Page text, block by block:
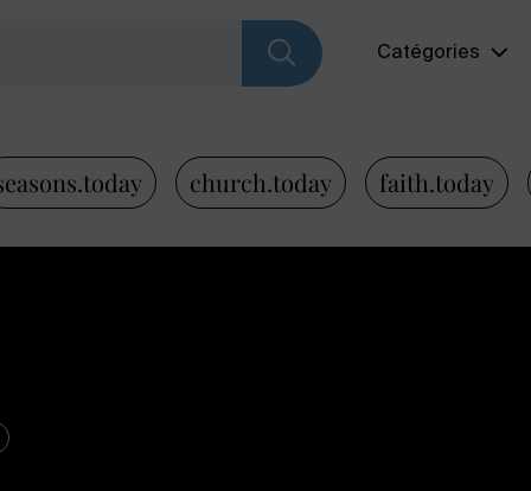
Catégories
church.today faith.today